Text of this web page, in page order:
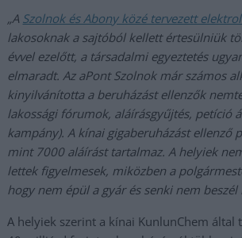
„A Szolnok és Abony közé tervezett
lakosoknak a sajtóból kellett értesülniük
évvel ezelőtt, a társadalmi egyeztetés
elmaradt. Az aPont Szolnok már számos
kinyilvánította a beruházást ellenzők
lakossági fórumok, aláírásgyűjtés, petíció
kampány). A kínai gigaberuházást ellenző
mint 7000 aláírást tartalmaz. A helyiek
lettek figyelmesek, miközben a
hogy nem épül a gyár és senki nem
A helyiek szerint a kínai KunlunChem által